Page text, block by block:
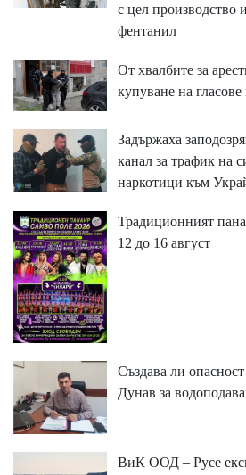
с цел производство
фентанил
От хвалбите за
купуване на
Задържаха
канал за трафик на
наркотици към
Традиционният
12 до 16 август
Създава ли
Дунав за
ВиК ООД – Русе